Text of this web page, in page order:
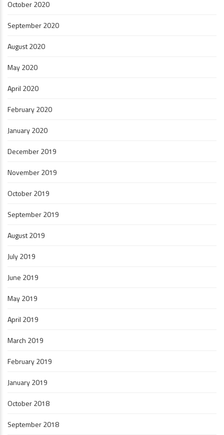
October 2020
September 2020
August 2020
May 2020
April 2020
February 2020
January 2020
December 2019
November 2019
October 2019
September 2019
August 2019
July 2019
June 2019
May 2019
April 2019
March 2019
February 2019
January 2019
October 2018
September 2018